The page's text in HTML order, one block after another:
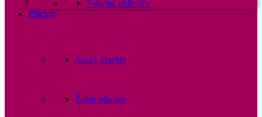
7 dielne obliečky
Plachty
Jersey plachty
Žakar plachty